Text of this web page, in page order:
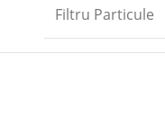
Filtru Particule